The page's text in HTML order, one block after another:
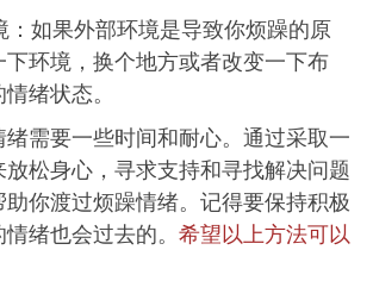
如果外部环境是导致你烦躁的原
环境，换个地方或者改变一下布
绪状态。
需要一些时间和耐心。通过采取一
松身心，寻求支持和寻找解决问题
你渡过烦躁情绪。记得要保持积极
绪也会过去的。 希望以上方法可以